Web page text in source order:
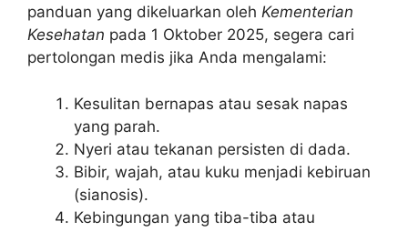
panduan yang dikeluarkan oleh Kementerian
Kesehatan pada 1 Oktober 2025, segera cari
pertolongan medis jika Anda mengalami:
Kesulitan bernapas atau sesak napas
yang parah.
Nyeri atau tekanan persisten di dada.
Bibir, wajah, atau kuku menjadi kebiruan
(sianosis).
Kebingungan yang tiba-tiba atau